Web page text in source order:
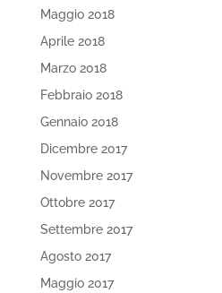
Maggio 2018
Aprile 2018
Marzo 2018
Febbraio 2018
Gennaio 2018
Dicembre 2017
Novembre 2017
Ottobre 2017
Settembre 2017
Agosto 2017
Maggio 2017